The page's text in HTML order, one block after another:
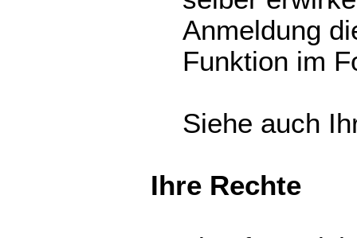
Anmeldung
Funktion im
Siehe auch
Ihre Rechte